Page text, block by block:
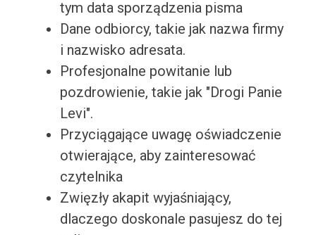
tym data sporządzenia pisma
Dane odbiorcy, takie jak nazwa firmy
i nazwisko adresata.
Profesjonalne powitanie lub
pozdrowienie, takie jak "Drogi Panie
Levi".
Przyciągające uwagę oświadczenie
otwierające, aby zainteresować
czytelnika
Zwięzły akapit wyjaśniający,
dlaczego doskonale pasujesz do tej